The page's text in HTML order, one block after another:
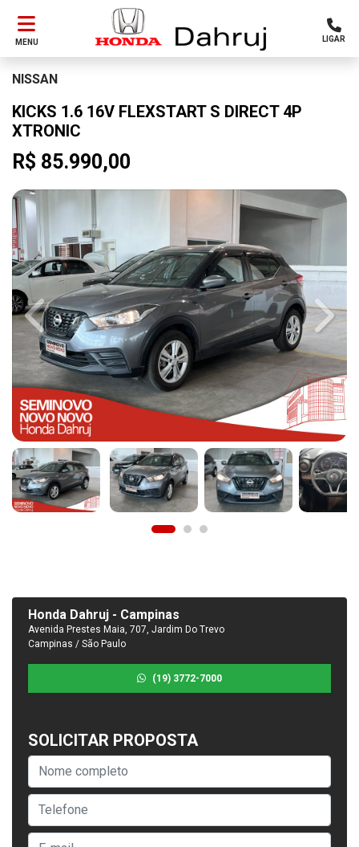
MENU LIGAR
NISSAN
KICKS 1.6 16V FLEXSTART S DIRECT 4P
XTRONIC
R$ 85.990,00
Previous Next
Honda Dahruj - Campinas
Avenida Prestes Maia, 707, Jardim Do Trevo
Campinas / São Paulo
(19) 3772-7000
SOLICITAR PROPOSTA